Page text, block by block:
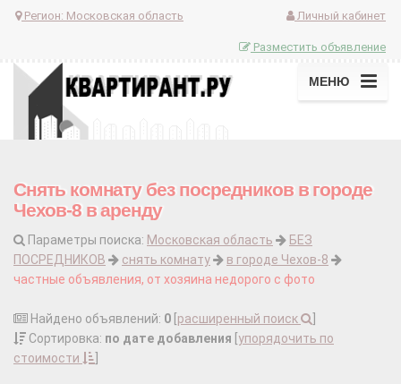
Регион: Московская область Личный кабинет
Разместить объявление
МЕНЮ
Снять комнату без посредников в городе
Чехов-8 в аренду
Параметры поиска: Московская область
БЕЗ
ПОСРЕДНИКОВ
снять комнату
в городе Чехов-8
частные объявления, от хозяина недорого с фото
Найдено объявлений: 0 расширенный поиск
Сортировка: по дате добавления упорядочить по
стоимости